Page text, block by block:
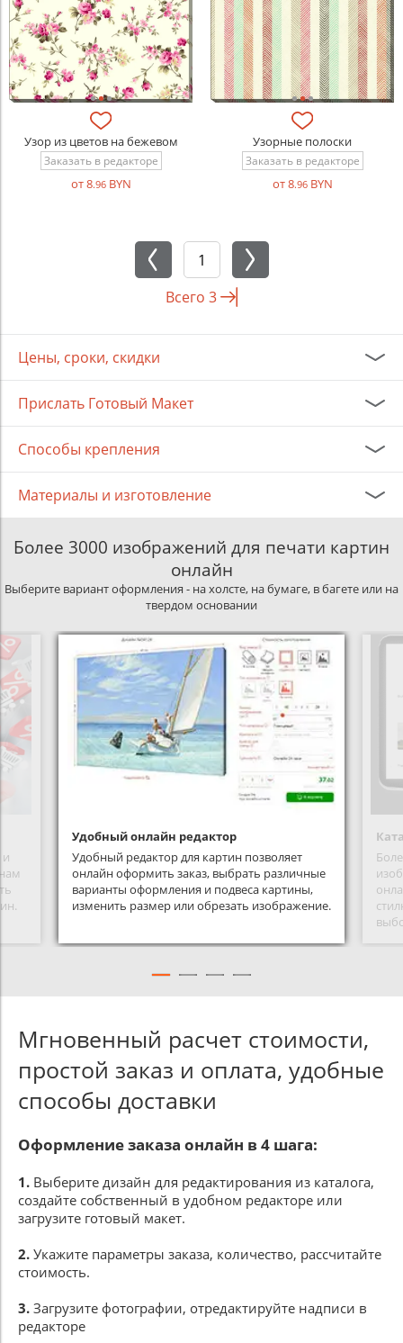
Узор из цветов на бежевом
Заказать в редакторе
от 8.96BYN
Узорные полоски
Заказать в редакторе
от 8.96BYN
Всего 3
Цены, сроки, скидки
Прислать Готовый Макет
Способы крепления
Материалы и изготовление
Более 3000 изображений для печати картин
онлайн
Выберите вариант оформления - на холсте, на бумаге, в багете или на
твердом основании
Удобный онлайн редактор
Удобный редактор для картин позволяет
онлайн оформить заказ, выбрать различные
варианты оформления и подвеса картины,
изменить размер или обрезать изображение.
Мгновенный расчет стоимости,
простой заказ и оплата, удобные
способы доставки
Оформление заказа онлайн в 4 шага:
1. Выберите дизайн для редактирования из каталога,
создайте собственный в удобном редакторе или
загрузите готовый макет.
2. Укажите параметры заказа, количество, рассчитайте
стоимость.
3. Загрузите фотографии, отредактируйте надписи в
редакторе